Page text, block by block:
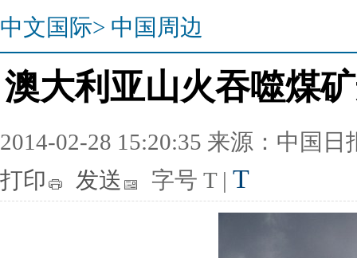
中文国际> 中国周边
澳大利亚山火吞噬煤
2014-02-28 15:20:35 来源：中国日
打印
发送 字号 T | T